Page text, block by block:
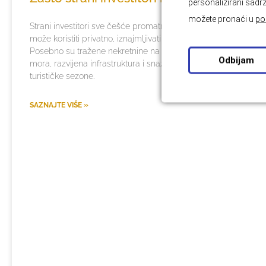
Strani investitori sve češće promatraju Hrvatsku kao tržište na
može koristiti privatno, iznajmljivati turistima i dugoročno
Posebno su tražene nekretnine na Jadranu, gdje se spajaju
mora, razvijena infrastruktura i snažna potražnja za
turističke sezone.
SAZNAJTE VIŠE »
personalizirani
možete pronaći u
Odbijam